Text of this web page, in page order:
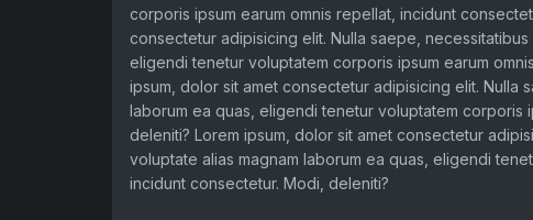
corporis ipsum earum omnis repellat, incidunt
consectetur adipisicing elit. Nulla saepe,
eligendi tenetur voluptatem corporis ipsum earum
ipsum, dolor sit amet consectetur adipisicing elit. Nulla
laborum ea quas, eligendi tenetur voluptatem corporis
deleniti? Lorem ipsum, dolor sit amet consectetur
voluptate alias magnam laborum ea quas, eligendi
incidunt consectetur. Modi, deleniti?